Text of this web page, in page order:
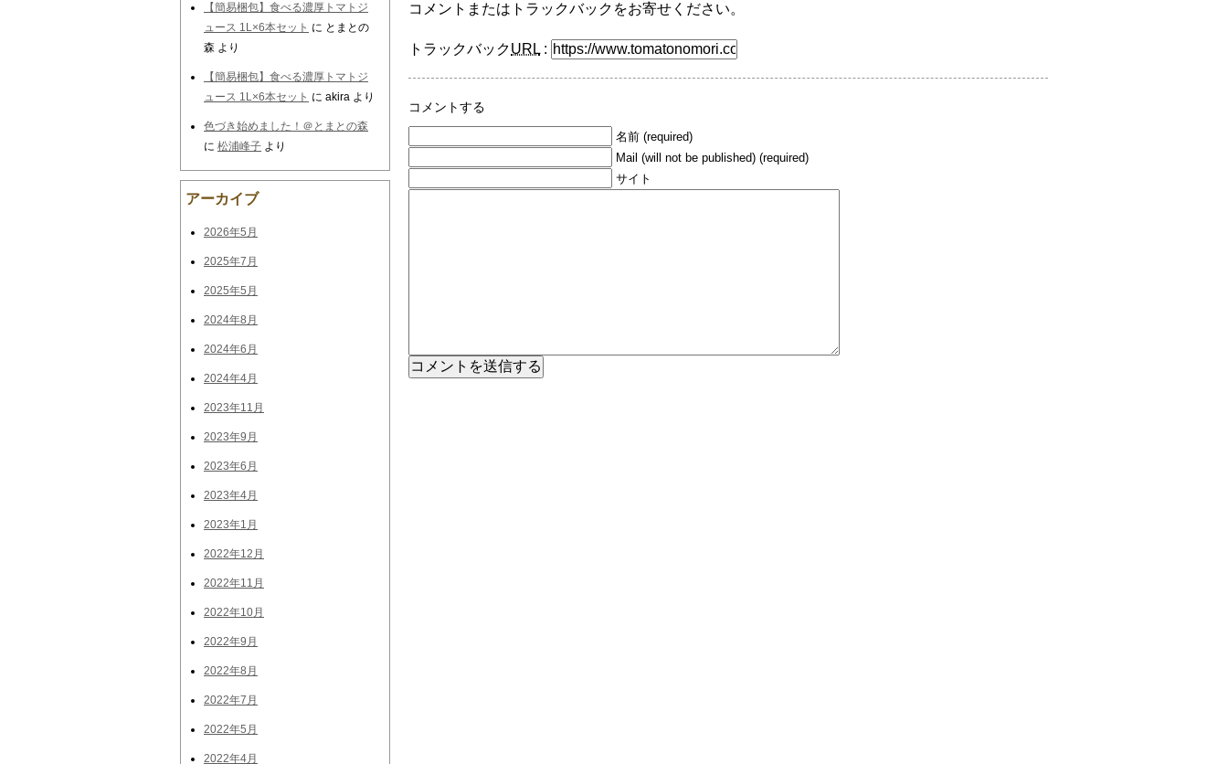
コメントまたはトラックバックをお寄せください。
トラックバックURL :
コメントする
名前 (required)
Mail (will not be published) (required)
サイト
【簡易梱包】食べる濃厚トマトジ
ュース 1L×6本セット に とまとの
森 より
【簡易梱包】食べる濃厚トマトジ
ュース 1L×6本セット に akira より
色づき始めました！＠とまとの森
に 松浦峰子 より
アーカイブ
2026年5月
2025年7月
2025年5月
2024年8月
2024年6月
2024年4月
2023年11月
2023年9月
2023年6月
2023年4月
2023年1月
2022年12月
2022年11月
2022年10月
2022年9月
2022年8月
2022年7月
2022年5月
2022年4月